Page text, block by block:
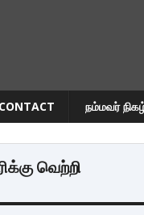
CONTACT நம்மவர்
வெற்றி